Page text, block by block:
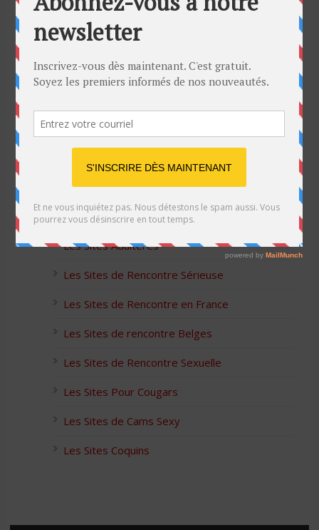
5 idées cadeaux Moulinex pour votre mère
pour l’Action de Grâce
Blague de café: Une femme infidèle trompe
son mari
Listes des Sites de Rencontre
Les Sites Libertins
Les Apps pour les Couples Échangistes
Les Sites Adultères
Les Sites de Rencontre Sérieuse
Les Sites de Rencontre en France
Les Sites de rencontre Belges
Les Sites de Rencontre Sexuelle
Les Sites Pour Cougars
Les Sites de Cams Sexy
Les Sites Coquins